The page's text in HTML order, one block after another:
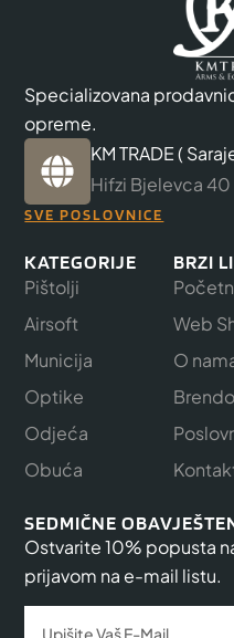
Specializovana
opreme.
KM TRADE (
Hifzi Bjelevca 40
SVE POSLOVNICE
KATEGORIJE
Pištolji
Airsoft
Municija
Optike
Odjeća
Obuća
BRZI
Web
O
SEDMIČNE
Ostvarite 10% popusta
prijavom na e-mail listu.